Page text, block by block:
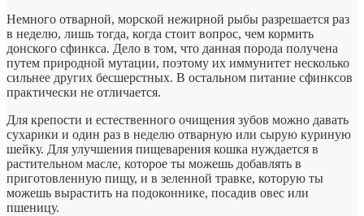
Немного отварной, морской нежирной рыбы разрешается раз
в неделю, лишь тогда, когда стоит вопрос, чем кормить
донского сфинкса. Дело в том, что данная порода получена
путем природной мутации, поэтому их иммунитет несколько
сильнее других бесшерстных. В остальном питание сфинксов
практически не отличается.
Для крепости и естественного очищения зубов можно давать
сухарики и один раз в неделю отварную или сырую куриную
шейку. Для улучшения пищеварения кошка нуждается в
растительном масле, которое ты можешь добавлять в
приготовленную пищу, и в зеленной травке, которую ты
можешь вырастить на подоконнике, посадив овес или
пшеницу.